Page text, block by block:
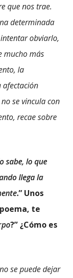
que nos trae.
determinada
obviarlo,
mucho más
la
afectación
se vincula con
recae sobre
sabe, lo que
llega la
.” Unos
te
?” ¿Cómo es
se puede dejar